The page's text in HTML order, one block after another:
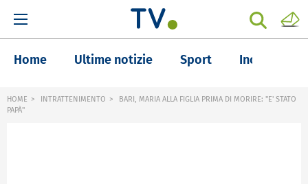
Home Ultime notizie Sport Inchieste
HOME INTRATTENIMENTO
BARI, MARIA ALLA FIGLIA PRIMA DI MORIRE: "E' STATO
PAPÀ"